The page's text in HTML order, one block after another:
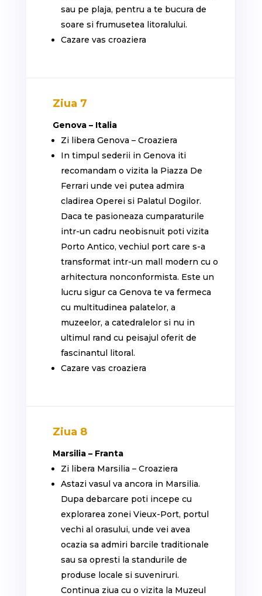
sau pe plaja, pentru a te bucura de
soare si frumusetea litoralului.
Cazare vas croaziera
Ziua 7
Genova – Italia
Zi libera Genova – Croaziera
In timpul sederii in Genova iti
recomandam o vizita la Piazza De
Ferrari unde vei putea admira
cladirea Operei si Palatul Dogilor.
Daca te pasioneaza cumparaturile
intr-un cadru neobisnuit poti vizita
Porto Antico, vechiul port care s-a
transformat intr-un mall modern cu o
arhitectura nonconformista. Este un
lucru sigur ca Genova te va fermeca
cu multitudinea palatelor, a
muzeelor, a catedralelor si nu in
ultimul rand cu peisajul oferit de
fascinantul litoral.
Cazare vas croaziera
Ziua 8
Marsilia – Franta
Zi libera Marsilia – Croaziera
Astazi vasul va ancora in Marsilia.
Dupa debarcare poti incepe cu
explorarea zonei Vieux-Port, portul
vechi al orasului, unde vei avea
ocazia sa admiri barcile traditionale
sau sa opresti la standurile de
produse locale si suveniruri.
Continua ziua cu o vizita la Muzeul